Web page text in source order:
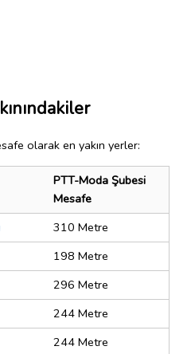
olarak en yakın yerler:
PTT-Moda Şubesi
Mesafe
310 Metre
198 Metre
296 Metre
244 Metre
244 Metre